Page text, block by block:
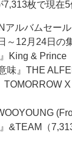
7,313枚で現在5
ルバムセー
～12月24日の
King & Prince
味』THE
TOMORROW
&TEAM（